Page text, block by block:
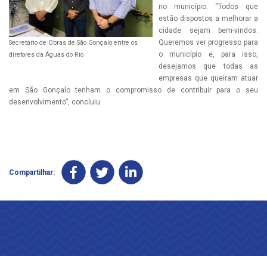
Secretário de Obras de São Gonçalo entre os
diretores da Águas do Rio
no município. “Todos que
estão dispostos a melhorar a
cidade sejam bem-vindos.
Queremos ver progresso para
o município e, para isso,
desejamos que todas as
empresas que queiram atuar
em São Gonçalo tenham o compromisso de contribuir para o seu
desenvolvimento”, concluiu.
Compartilhar: